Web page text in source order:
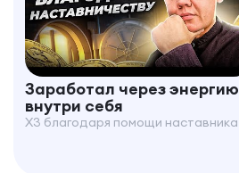
Заработал через энергию
внутри себя
X3 благодаря помощи наставника